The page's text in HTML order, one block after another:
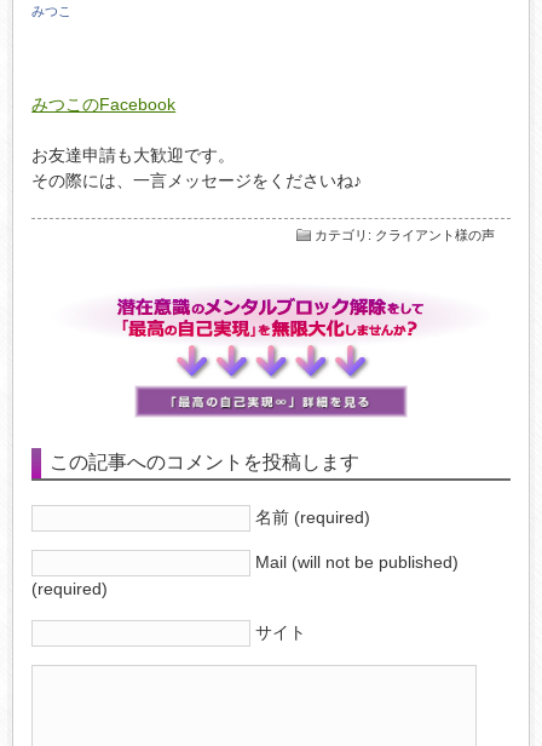
みつこ
みつこのFacebook
お友達申請も大歓迎です。
その際には、一言メッセージをくださいね♪
カテゴリ : クライアント様の声
この記事へのコメントを投稿します
名前 (required)
Mail (will not be published)
(required)
サイト